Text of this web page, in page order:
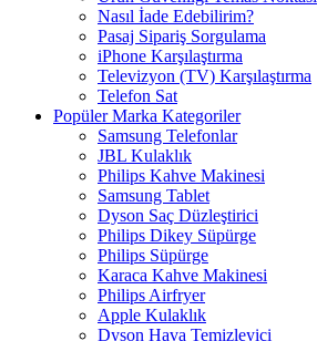
Nasıl İade Edebilirim?
Pasaj Sipariş Sorgulama
iPhone Karşılaştırma
Televizyon (TV) Karşılaştırma
Telefon Sat
Popüler Marka Kategoriler
Samsung Telefonlar
JBL Kulaklık
Philips Kahve Makinesi
Samsung Tablet
Dyson Saç Düzleştirici
Philips Dikey Süpürge
Philips Süpürge
Karaca Kahve Makinesi
Philips Airfryer
Apple Kulaklık
Dyson Hava Temizleyici